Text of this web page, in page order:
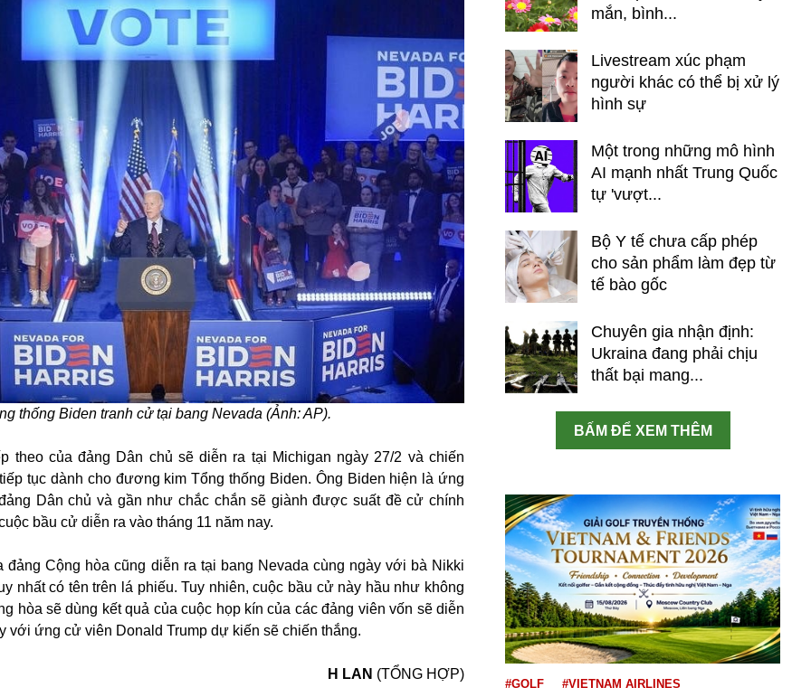
thống Biden tranh cử tại bang Nevada (Ảnh: AP).
theo của đảng Dân chủ sẽ diễn ra tại Michigan ngày 27/2 và chiến
tục dành cho đương kim Tổng thống Biden. Ông Biden hiện là ứng
Dân chủ và gần như chắc chắn sẽ giành được suất đề cử chính
bầu cử diễn ra vào tháng 11 năm nay.
Cộng hòa cũng diễn ra tại bang Nevada cùng ngày với bà Nikki
nhất có tên trên lá phiếu. Tuy nhiên, cuộc bầu cử này hầu như không
hòa sẽ dùng kết quả của cuộc họp kín của các đảng viên vốn sẽ diễn
với ứng cử viên Donald Trump dự kiến sẽ chiến thắng.
H LAN (TỔNG HỢP)
mắn, bình...
Livestream xúc phạm
người khác có thể bị xử lý
hình sự
Một trong những mô hình
AI mạnh nhất Trung Quốc
tự 'vượt...
Bộ Y tế chưa cấp phép
cho sản phẩm làm đẹp từ
tế bào gốc
Chuyên gia nhận định:
Ukraina đang phải chịu
thất bại mang...
BẤM ĐỂ XEM THÊM
#GOLF
#VIETNAM AIRLINES